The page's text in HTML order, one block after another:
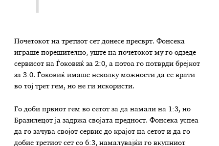
Почетокот на третиот сет донесе пресврт. Фонсека
играше порешително, уште на почетокот му го одзеде
сервисот на Ѓоковиќ за 2:0, а потоа го потврди брејкот
за 3:0. Ѓоковиќ имаше неколку можности да се врати
во тој трет гем, но не ги искористи.
Го доби првиот гем во сетот за да намали на 1:3, но
Бразилецот ја задржа својата предност. Фонсека успеа
да го зачува својот сервис до крајот на сетот и да го
добие третиот сет со 6:3, намалувајќи го вкупниот